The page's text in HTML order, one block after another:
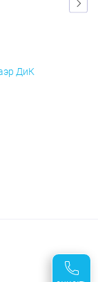
ДиК